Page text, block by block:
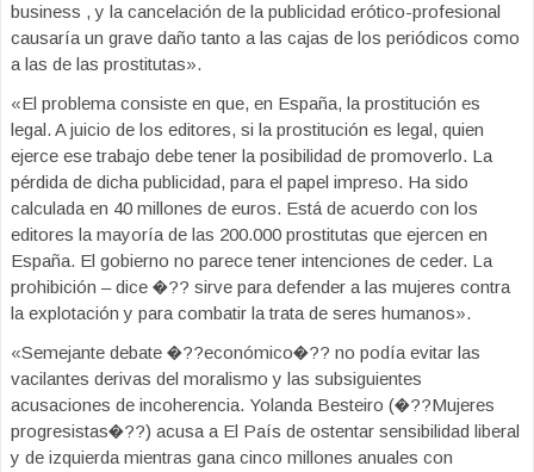
business , y la cancelación de la publicidad erótico-profesional
causaría un grave daño tanto a las cajas de los periódicos como
a las de las prostitutas».
«El problema consiste en que, en España, la prostitución es
legal. A juicio de los editores, si la prostitución es legal, quien
ejerce ese trabajo debe tener la posibilidad de promoverlo. La
pérdida de dicha publicidad, para el papel impreso. Ha sido
calculada en 40 millones de euros. Está de acuerdo con los
editores la mayoría de las 200.000 prostitutas que ejercen en
España. El gobierno no parece tener intenciones de ceder. La
prohibición – dice �?? sirve para defender a las mujeres contra
la explotación y para combatir la trata de seres humanos».
«Semejante debate �??económico�?? no podía evitar las
vacilantes derivas del moralismo y las subsiguientes
acusaciones de incoherencia. Yolanda Besteiro (�??Mujeres
progresistas�??) acusa a El País de ostentar sensibilidad liberal
y de izquierda mientras gana cinco millones anuales con